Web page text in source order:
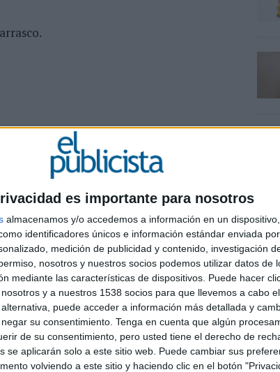
es importante para nosotros
almacenamos y/o accedemos a información en un
identificadores únicos e información estándar enviada
medición de publicidad y contenido, investigación
nosotros y nuestros socios podemos utilizar datos de
mediante las características de dispositivos. Puede hacer
y a nuestros 1538 socios para que llevemos a cabo
puede acceder a información más detallada y
su consentimiento. Tenga en cuenta que algún
de su consentimiento, pero usted tiene el derecho de
se aplicarán solo a este sitio web. Puede cambiar sus
volviendo a este sitio y haciendo clic en el botón